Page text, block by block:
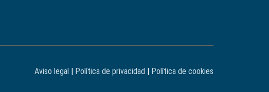
Aviso legal | Política de privacidad | Política de cookies